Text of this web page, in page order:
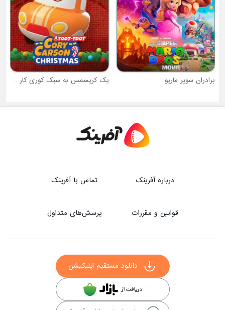
برادران سوپر ماریو یک کریسمس به سبک کوری کارسون!
درباره آفرینک تماس با آفرینک
قوانین و مقررات پرسش‌های متداول
دانلود مستقیم اپلیکیشن